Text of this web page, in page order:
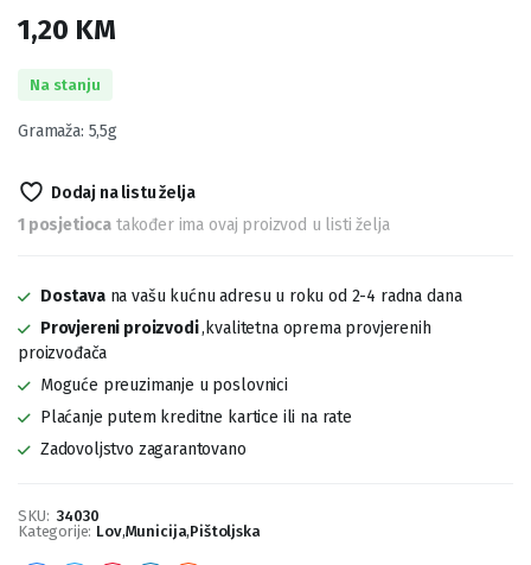
1,20 KM
Na stanju
Gramaža: 5,5g
Dodaj na listu želja
1 posjetioca također ima ovaj proizvod u listi želja
Dostavana vašu kućnu adresu u roku od 2-4 radna dana
Provjereni proizvodi,kvalitetna oprema provjerenih
proizvođača
Moguće preuzimanje u poslovnici
Plaćanje putem kreditne kartice ili na rate
Zadovoljstvo zagarantovano
SKU: 34030
Kategorije: Lov,Municija,Pištoljska